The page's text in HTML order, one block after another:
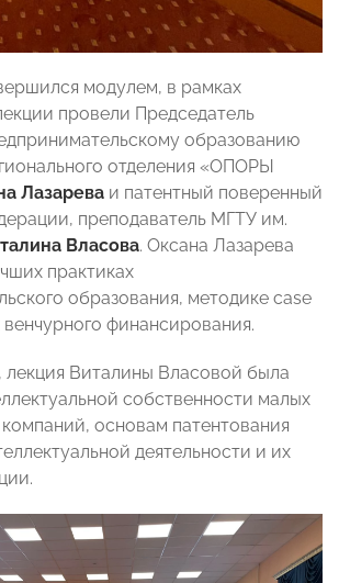
модулем, в рамках
провели Председатель
образованию
отделения «ОПОРЫ
Лазарева и патентный поверенный
преподаватель МГТУ им.
Власова. Оксана Лазарева
практиках
образования, методике сase
финансирования.
лекция Виталины Власовой была
собственности малых
основам патентования
деятельности и их